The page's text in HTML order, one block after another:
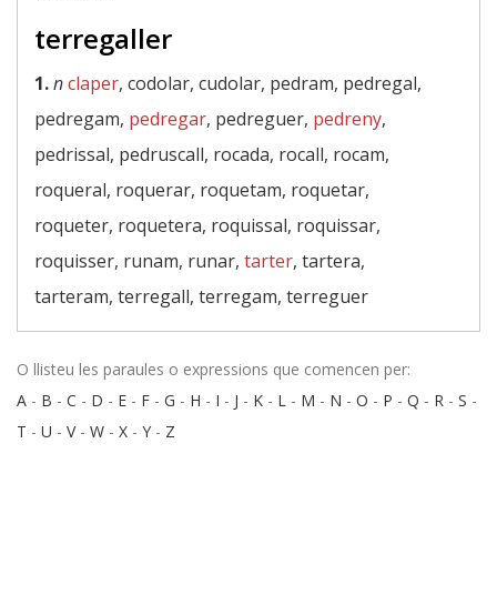
terregaller
1.nclaper, codolar, cudolar, pedram, pedregal,
pedregam, pedregar, pedreguer, pedreny,
pedrissal, pedruscall, rocada, rocall, rocam,
roqueral, roquerar, roquetam, roquetar,
roqueter, roquetera, roquissal, roquissar,
roquisser, runam, runar, tarter, tartera,
tarteram, terregall, terregam, terreguer
O llisteu les paraules o expressions que comencen per:
A - B - C - D - E - F - G - H - I - J - K - L - M - N - O - P - Q - R - S -
T - U - V- W - X - Y - Z